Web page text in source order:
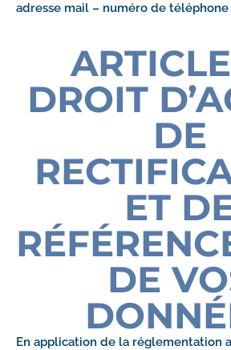
adresse mail – numéro de
DROIT
DE
ET
DE
En application de la réglementation